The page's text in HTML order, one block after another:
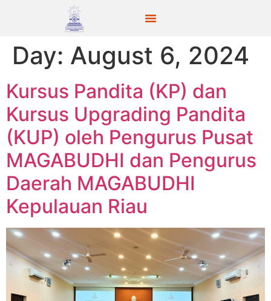
Day: August 6, 2024
Kursus Pandita (KP) dan
Kursus Upgrading Pandita
(KUP) oleh Pengurus Pusat
MAGABUDHI dan Pengurus
Daerah MAGABUDHI
Kepulauan Riau